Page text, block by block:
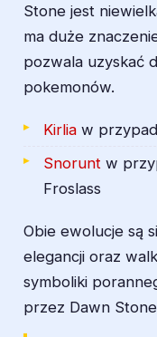
Stone jest
ma duże
pozwala uzyskać
pokemonów.
Kirlia w
Snorunt w
Froslass
Obie ewolucje są
elegancji oraz
symboliki
przez Dawn